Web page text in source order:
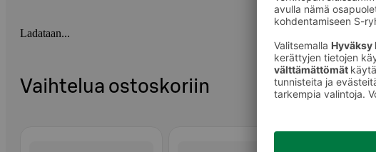
Ladataan...
Vaihtelua ostoskoriin